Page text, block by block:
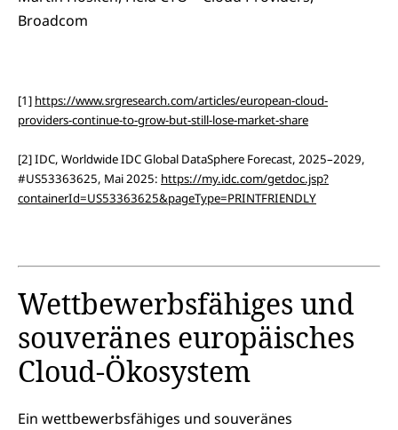
Broadcom
[1] https://www.srgresearch.com/articles/european-cloud-
providers-continue-to-grow-but-still-lose-market-share
[2] IDC, Worldwide IDC Global DataSphere Forecast, 2025–2029,
#US53363625, Mai 2025: https://my.idc.com/getdoc.jsp?
containerId=US53363625&pageType=PRINTFRIENDLY
Wettbewerbsfähiges und
souveränes europäisches
Cloud-Ökosystem
Ein wettbewerbsfähiges und souveränes